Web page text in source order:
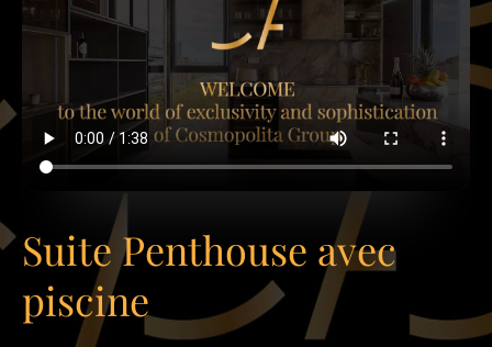
Suite Penthouse avec
piscine